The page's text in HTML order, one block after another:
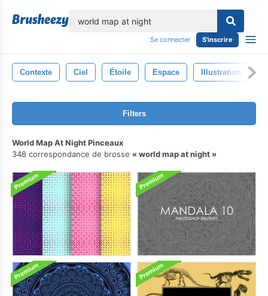
Se connecter S'inscrire
Contexte Ciel Étoile Espace Illustration
Filters
World Map At Night Pinceaux
348 correspondance de brosse
world map at night